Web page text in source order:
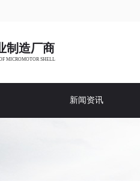
制造厂商
MICROMOTOR SHELL
新闻资讯